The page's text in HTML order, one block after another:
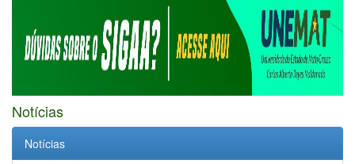
Notícias
Notícias